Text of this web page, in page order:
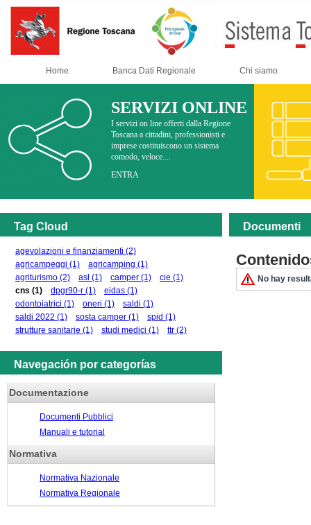
Home Banca Dati Regionale Chi siamo
SERVIZI ONLINE
I servizi on line offerti dalla Regione
Toscana a cittadini, professionisti e
imprese costituiscono un sistema
comodo, veloce....
ENTRA
Tag Cloud
agevolazioni e finanziamenti (2)
agricampeggi (1) agricamping (1)
agriturismo (2) asl (1) camper (1) cie (1)
cns (1) dpgr90-r (1) eidas (1)
odontoiatrici (1) oneri (1) saldi (1)
saldi 2022 (1) sosta camper (1) spid (1)
strutture sanitarie (1) studi medici (1) ttr (2)
Navegación por categorías
Documentazione
Documenti Pubblici
Manuali e tutorial
Normativa
Normativa Nazionale
Normativa Regionale
Documenti
No hay